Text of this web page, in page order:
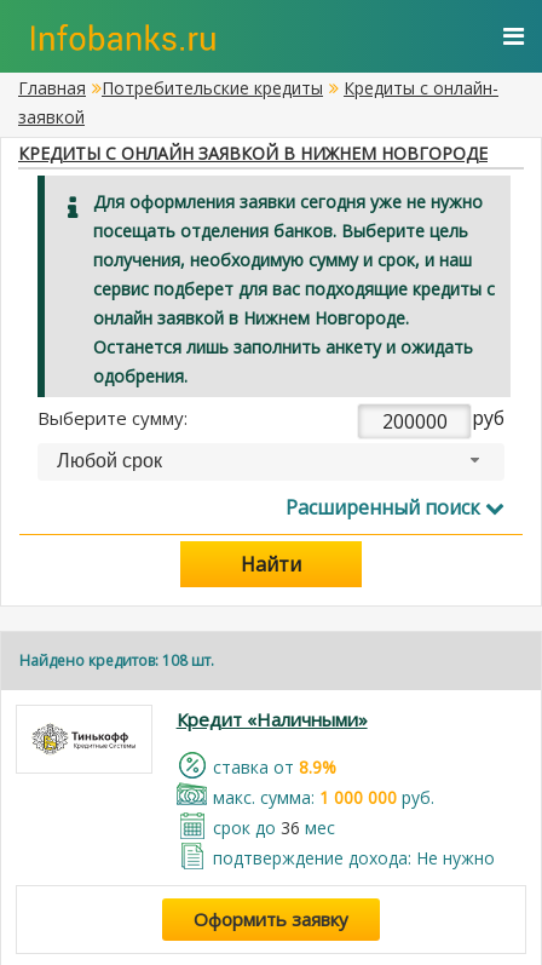
Главная Потребительские кредиты
Кредиты с онлайн-
заявкой
КРЕДИТЫ С ОНЛАЙН ЗАЯВКОЙ В НИЖНЕМ НОВГОРОДЕ
Для оформления заявки сегодня уже не нужно
посещать отделения банков. Выберите цель
получения, необходимую сумму и срок, и наш
сервис подберет для вас подходящие кредиты с
онлайн заявкой в Нижнем Новгороде.
Останется лишь заполнить анкету и ожидать
одобрения.
Выберите сумму: руб
Любой срок
Расширенный поиск
Найти
Найдено кредитов: 108 шт.
Кредит «Наличными»
cтавка от 8.9%
макс. сумма: 1 000 000руб.
срок до 36 мес
подтверждение дохода: Не нужно
Оформить заявку